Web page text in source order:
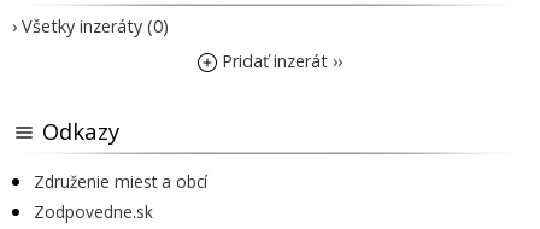
› Všetky inzeráty (0)
Pridať inzerát ››
Odkazy
Združenie miest a obcí
Zodpovedne.sk